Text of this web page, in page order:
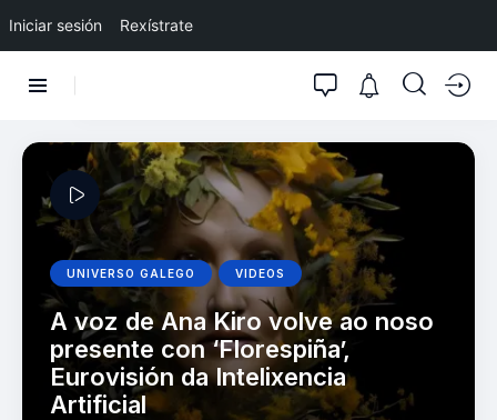
Iniciar sesión Rexístrate
UNIVERSO GALEGO VIDEOS
A voz de Ana Kiro volve ao noso
presente con ‘Florespiña’,
Eurovisión da Intelixencia
Artificial